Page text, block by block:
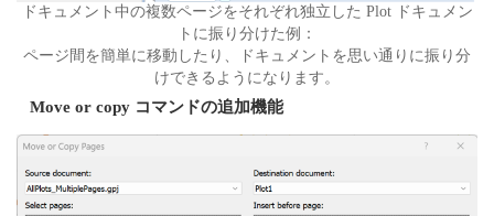
ドキュメント中の複数ページをそれぞれ独立した Plot ドキュメン
トに振り分けた例：
ページ間を簡単に移動したり、ドキュメントを思い通りに振り分
けできるようになります。
Move or copy コマンドの追加機能